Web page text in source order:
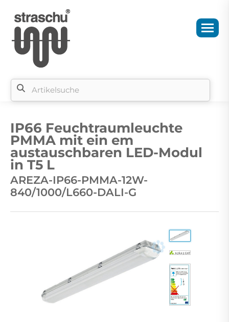
IP66 Feuchtraumleuchte
PMMA mit ein em
austauschbaren LED-Modul
in T5 L
AREZA-IP66-PMMA-12W-
840/1000/L660-DALI-G